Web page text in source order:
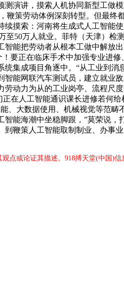
演讲，摸索人机协同新型工做
策劳动体例深刻转型。但最终
摸索：河南将生成式人工智能
至50万人就业。菲特（天津）
能把劳动者从根本工做中解放
要正在临床手术中加强专业进
成项目角逐中。“从工业到消
能网联汽车测试员，建立就业
动力为从的工业岗亭、流程尺
在人工智能通识课长进修若何
大数据使用、机械视觉等范
能海潮中坐稳脚跟，”莫荣说，
鞭策人工智能取制制业、办事
点或论证其描述。918搏天堂(中国)信